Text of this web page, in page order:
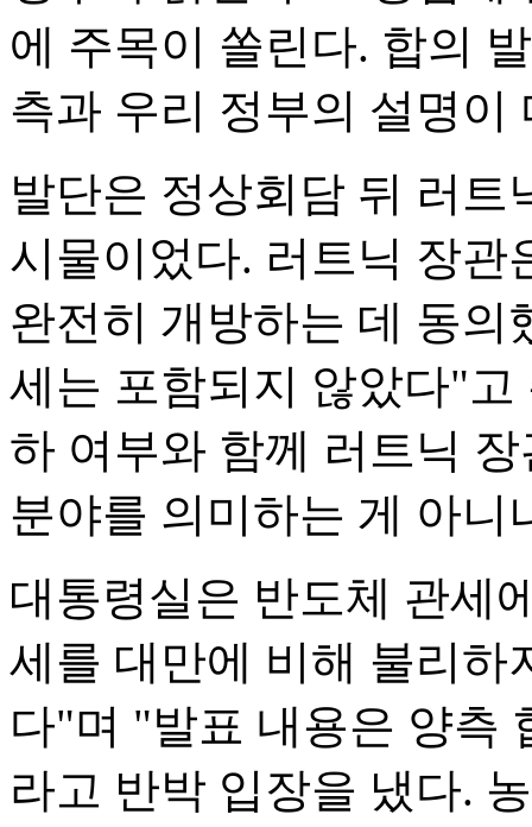
에 주목이 쏠린다. 합의
측과 우리 정부의 설명이
발단은 정상회담 뒤 러트
시물이었다. 러트닉 장관
완전히 개방하는 데 동
세는 포함되지 않았다"
하 여부와 함께 러트닉
분야를 의미하는 게 아니
대통령실은 반도체 관세
세를 대만에 비해 불리하
다"며 "발표 내용은 양측
라고 반박 입장을 냈다.